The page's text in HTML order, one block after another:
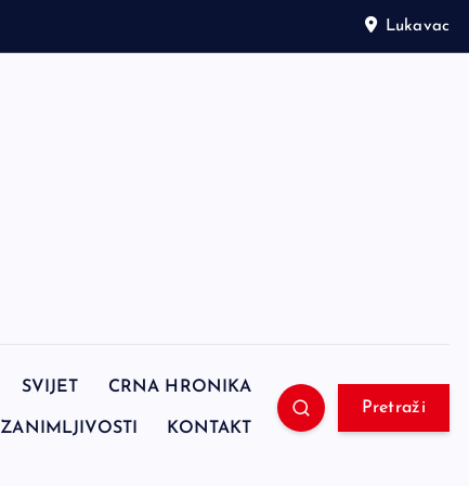
Lukavac
SVIJET CRNA HRONIKA
ZANIMLJIVOSTI KONTAKT
Pretraži